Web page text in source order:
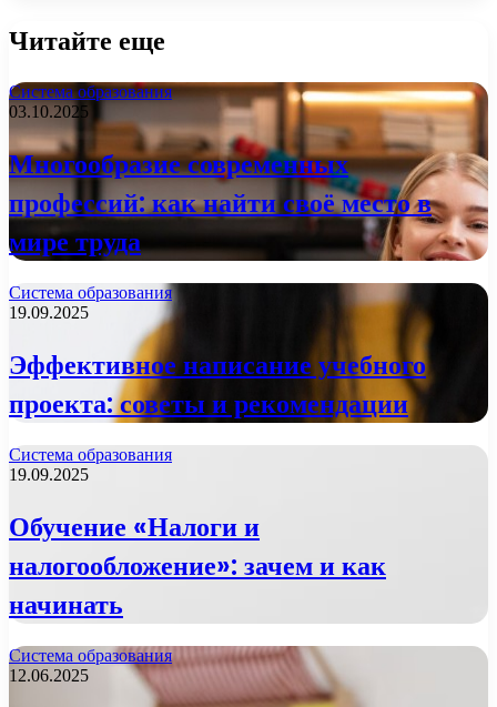
Читайте еще
Система образования
03.10.2025
Многообразие современных
профессий: как найти своё место в
мире труда
Система образования
19.09.2025
Эффективное написание учебного
проекта: советы и рекомендации
Система образования
19.09.2025
Обучение «Налоги и
налогообложение»: зачем и как
начинать
Система образования
12.06.2025